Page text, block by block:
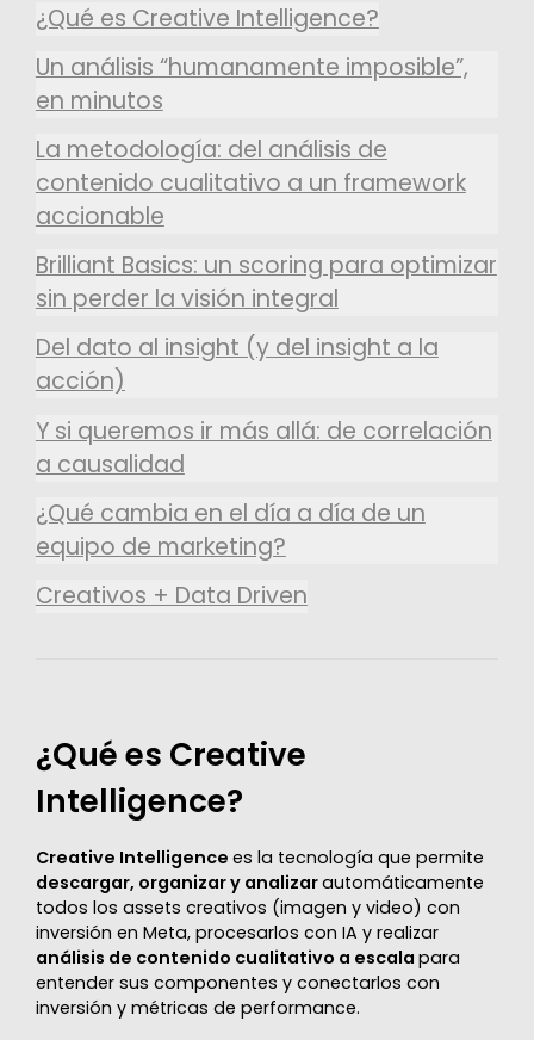
¿Qué es Creative Intelligence?
Un análisis “humanamente imposible”,
en minutos
La metodología: del análisis de
contenido cualitativo a un framework
accionable
Brilliant Basics: un scoring para optimizar
sin perder la visión integral
Del dato al insight (y del insight a la
acción)
Y si queremos ir más allá: de correlación
a causalidad
¿Qué cambia en el día a día de un
equipo de marketing?
Creativos + Data Driven
¿Qué es Creative
Intelligence?
Creative Intelligence es la tecnología que permite
descargar, organizar y analizarautomáticamente
todos los assets creativos (imagen y video) con
inversión en Meta, procesarlos con IA y realizar
análisis de contenido cualitativo a escala para
entender sus componentes y conectarlos con
inversión y métricas de performance.